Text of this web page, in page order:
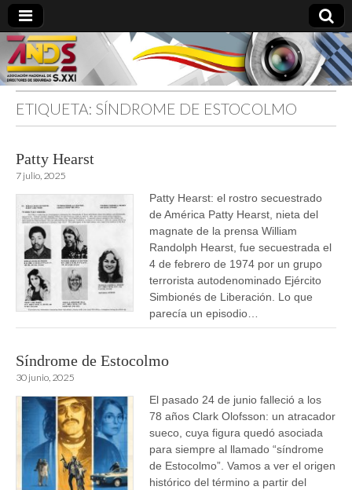
directoresdeseguridad.es
ETIQUETA: SÍNDROME DE ESTOCOLMO
Patty Hearst
7 julio, 2025
Patty Hearst: el rostro secuestrado
de América Patty Hearst, nieta del
magnate de la prensa William
Randolph Hearst, fue secuestrada el
4 de febrero de 1974 por un grupo
terrorista autodenominado Ejército
Simbionés de Liberación. Lo que
parecía un episodio…
Síndrome de Estocolmo
30 junio, 2025
El pasado 24 de junio falleció a los
78 años Clark Olofsson: un atracador
sueco, cuya figura quedó asociada
para siempre al llamado “síndrome
de Estocolmo”. Vamos a ver el origen
histórico del término a partir del